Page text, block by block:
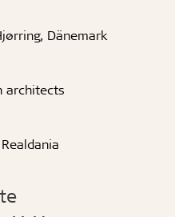
Dänemark
architects